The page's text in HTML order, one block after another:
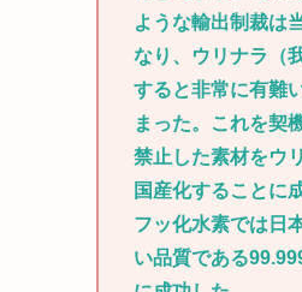
ような輸出制裁は
なり、ウリナラ（
すると非常に有難
まった。これを契
禁止した素材をウ
国産化することに
フッ化水素では日
い品質である